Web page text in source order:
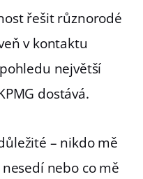
řešit různorodé
v kontaktu
největší
dostává.
– nikdo mě
nebo co mě